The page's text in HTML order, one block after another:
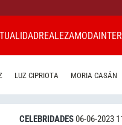
REALEZAMODA
LUZ CIPRIOTA MORIA CASÁN
CELEBRIDADES06-06-2023